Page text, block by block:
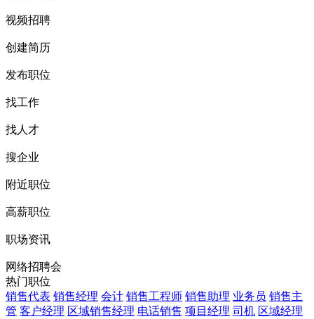
视频招聘
创建简历
发布职位
找工作
找人才
搜企业
附近职位
高薪职位
职场资讯
网络招聘会
热门职位
销售代表 销售经理 会计 销售工程师 销售助理 业务员 销售主
管 客户经理 区域销售经理 电话销售 项目经理 司机 区域经理